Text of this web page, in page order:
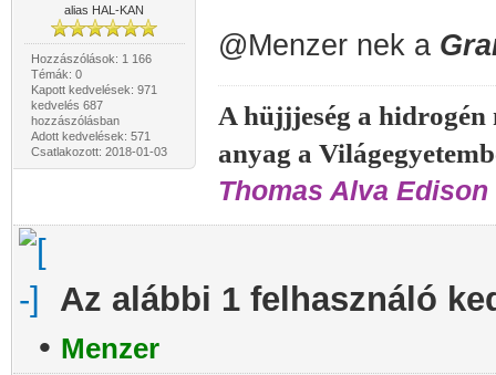
alias HAL-KAN
Hozzászólások: 1 166
Témák: 0
Kapott kedvelések: 971
kedvelés 687
hozzászólásban
Adott kedvelések: 571
Csatlakozott: 2018-01-03
@Menzer nek a
A hüjjjeség a hidrogén
anyag a
Thomas Alva Edison
Az alábbi 1 felhasználó
• Menzer